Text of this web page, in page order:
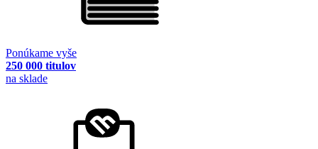
Ponúkame vyše
250 000 titulov
na sklade